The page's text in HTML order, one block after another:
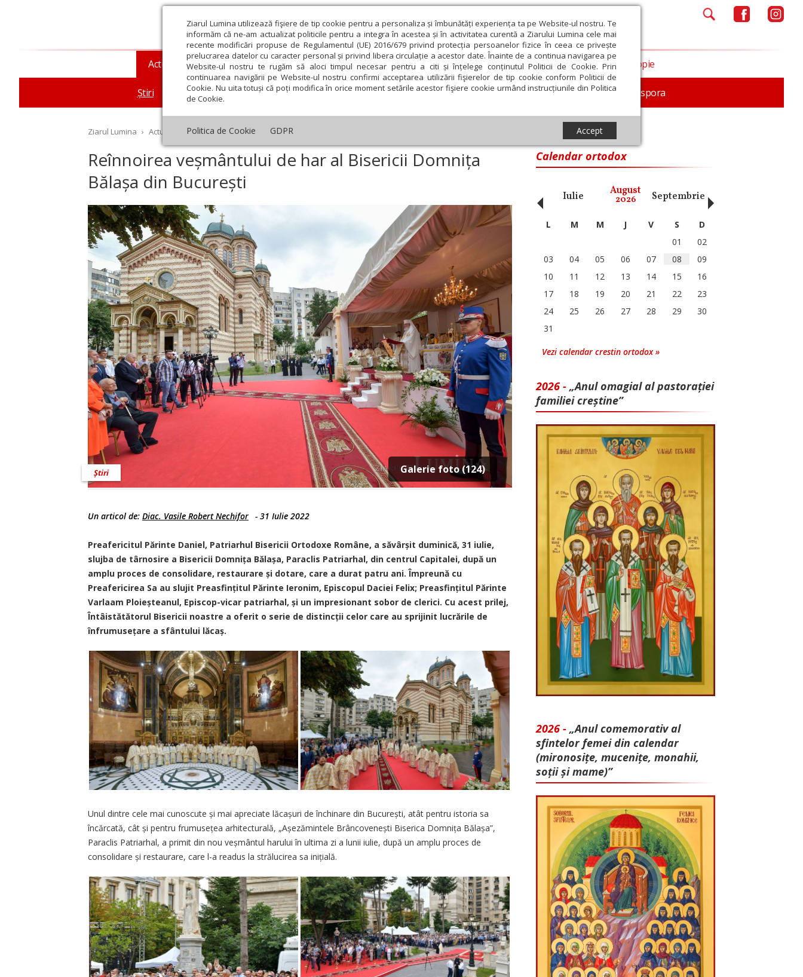
Ziarul Lumina utilizează fişiere de tip cookie pentru a personaliza și îmbunătăți experiența ta pe Website-ul nostru. Te
informăm că ne-am actualizat politicile pentru a integra în acestea și în activitatea curentă a Ziarului Lumina cele mai
recente modificări propuse de Regulamentul (UE) 2016/679 privind protecția persoanelor fizice în ceea ce privește
prelucrarea datelor cu caracter personal și privind libera circulație a acestor date. Înainte de a continua navigarea pe
Website-ul nostru te rugăm să aloci timpul necesar pentru a citi și înțelege conținutul Politicii de Cookie. Prin
continuarea navigării pe Website-ul nostru confirmi acceptarea utilizării fişierelor de tip cookie conform Politicii de
Cookie. Nu uita totuși că poți modifica în orice moment setările acestor fişiere cookie urmând instrucțiunile din Politica
de Cookie.
Politica de Cookie GDPR Accept
Actualitate religioasă
Știri Mesaje și cuvântări An omagial Comunicate de presă Documentar In memoriam Diaspora
Teologie și spiritualitate Educaţie și Cultură Societate Opinii Filantropie
Ziarul Lumina › Actualitate religioasă › Știri › Reînnoirea veșmântului de har al Bisericii Domnița Bălașa din București
Reînnoirea veșmântului de har al Bisericii Domnița
Bălașa din București
Galerie foto (124)
Știri
Un articol de: Diac. Vasile Robert Nechifor - 31 Iulie 2022
Preafericitul Părinte Daniel, Patriarhul Bisericii Ortodoxe Române, a săvârșit duminică, 31 iulie,
slujba de târnosire a Bisericii Dom­nița Bălașa, Paraclis Patriarhal, din centrul Capitalei, după un
amplu proces de consolidare, restaurare și dotare, care a durat patru ani. Împreună cu
Preafericirea Sa au slujit Preasfințitul Părinte Ieronim, Episcopul Daciei Felix; Preasfințitul Părinte
Varlaam Ploieștea­nul, Episcop-vicar patriarhal, și un impresionant sobor de clerici. Cu acest prilej,
Întâi­stătătorul Bisericii noastre a oferit o serie de distincții celor care au sprijinit lucrările de
înfrumusețare a sfântului lăcaș.
Unul dintre cele mai cunoscute și mai apreciate lăcașuri de închinare din București, atât pentru istoria sa
încărcată, cât și pentru frumusețea arhitecturală, „Așezămintele Brâncovenești Biserica Domnița Bălașa”,
Paraclis Patriarhal, a primit din nou veșmântul harului în ultima zi a lunii iulie, după un amplu proces de
consolidare și restaurare, care l-a readus la strălucirea sa ini­țială.
Calendar ortodox
Iulie August
2026 Septembrie Octombrie
‹ L M M J V S
D
01
02
03
04 05 06 07 08
09
10
11 12 13 14 15
16
17
18 19 20 21 22
23
24
25 26 27 28 29
30
31
Vezi calendar crestin ortodox »
2026 - „Anul omagial al pastorației
familiei creștine”
2026 - „Anul comemorativ al
sfintelor femei din calendar
(mironosițe, mu­cenițe, monahii,
soții și mame)”